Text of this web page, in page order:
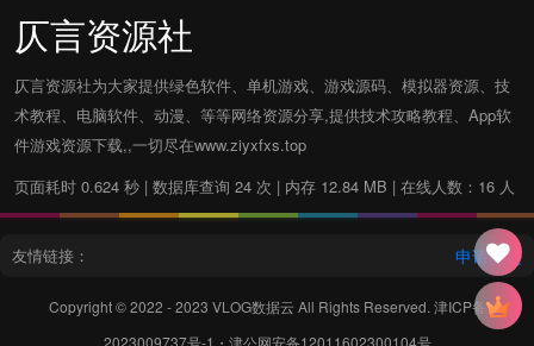
仄言资源社
仄言资源社为大家提供绿色软件、单机游戏、游戏源码、模拟器资源、技
术教程、电脑软件、动漫、等等网络资源分享,提供技术攻略教程、App软
件游戏资源下载,,一切尽在www.ziyxfxs.top
页面耗时 0.624 秒 | 数据库查询 24 次 | 内存 12.84 MB | 在线人数：16 人
友情链接： 申请友链
Copyright © 2022 - 2023 VLOG数据云 All Rights Reserved. 津ICP备